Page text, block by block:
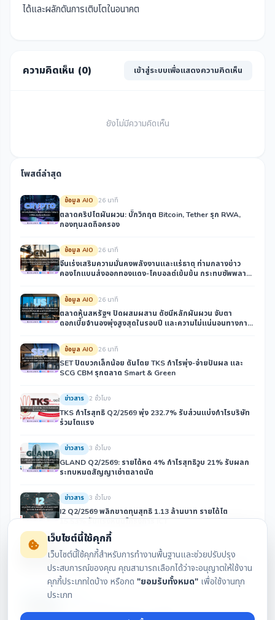
ได้และผลักดันการเติบโตในอนาคต
ความคิดเห็น (0) เข้าสู่ระบบเพื่อแสดงความคิดเห็น
ยังไม่มีความคิดเห็น
โพสต์ล่าสุด
ข้อมูล AIO 26 นาที
ตลาดคริปโตผันผวน: บั๊กวิกฤต Bitcoin, Tether รุก RWA,
กองทุนลดถือครอง
ข้อมูล AIO 26 นาที
จีนเร่งเสริมความมั่นคงพลังงานและแร่ธาตุ ท่ามกลางข่าว
คองโกแบนส่งออกทองแดง-โคบอลต์เข้มข้น กระทบซัพพลาย
ข้อมูล AIO 26 นาที
ตลาดหุ้นสหรัฐฯ ปิดผสมผสาน ดัชนีหลักผันผวน จับตา
ดอกเบี้ยจำนองพุ่งสูงสุดในรอบปี และความไม่แน่นอนทางการ
ข้อมูล AIO 26 นาที
SET ปิดบวกเล็กน้อย ดันโดย TKS กำไรพุ่ง-จ่ายปันผล และ
SCG CBM รุกตลาด Smart & Green
ข่าวสาร 2 ชั่วโมง
TKS กำไรสุทธิ Q2/2569 พุ่ง 232.7% รับส่วนแบ่งกำไรบริษัท
ร่วมโตแรง
ข่าวสาร 3 ชั่วโมง
GLAND Q2/2569: รายได้หด 4% กำไรสุทธิวูบ 21% รับผลก
ระทบหมดสัญญาเช่าตลาดนัด
ข่าวสาร 3 ชั่วโมง
I2 Q2/2569 พลิกขาดทุนสุทธิ 1.13 ล้านบาท รายได้โต
15.53% รับแรงหนุนโครงการ ICT
ข่าวสาร 4 ชั่วโมง
NVD พลิกขาดทุน Q2/69 สู่กำไร 7 ล้านบาท รับรายได้โอนบ้าน
พุ่ง 102%
ข่าวสาร
GPSC สรุปผลประกอบการ Q2/2569
เว็บไซต์นี้ใช้คุกกี้
เว็บไซต์นี้ใช้คุกกี้สำหรับการทำงานพื้นฐานและช่วยปรับปรุง
ประสบการณ์ของคุณ คุณสามารถเลือกได้ว่าจะอนุญาตให้ใช้งาน
คุกกี้ประเภทใดบ้าง หรือกด "ยอมรับทั้งหมด" เพื่อใช้งานทุก
ประเภท